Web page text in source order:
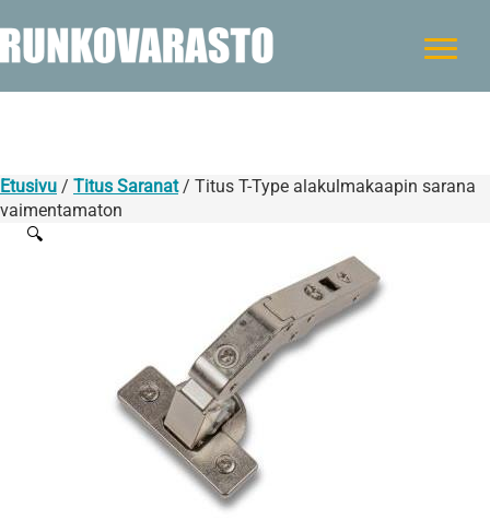
Etusivu / Titus Saranat/ Titus T-Type alakulmakaapin sarana
vaimentamaton
🔍